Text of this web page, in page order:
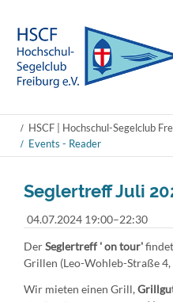
HSCF | Hochschul-Segelclub
Events - Reader
Seglertreff Juli
04.07.2024 19:00–22:30
DerSeglertreff ' on tour'
Grillen (Leo-Wohleb-Straße
Wir mieten einen Grill,